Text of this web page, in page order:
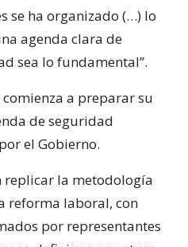
se ha organizado (…) lo
agenda clara de
sea lo fundamental”.
a preparar su
de seguridad
el Gobierno.
replicar la metodología
reforma laboral, con
por representantes